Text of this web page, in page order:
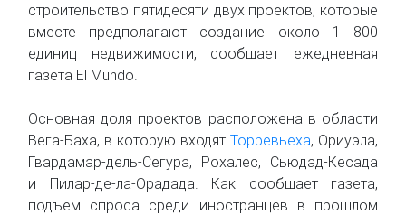
строительство пятидесяти двух проектов, которые
вместе предполагают создание около 1 800
единиц недвижимости, сообщает ежедневная
газета El Mundo.
Основная доля проектов расположена в области
Вега-Баха, в которую входят Торревьеха, Ориуэла,
Гвардамар-дель-Сегура, Рохалес, Сьюдад-Кесада
и Пилар-де-ла-Орадада. Как сообщает газета,
подъем спроса среди иностранцев в прошлом